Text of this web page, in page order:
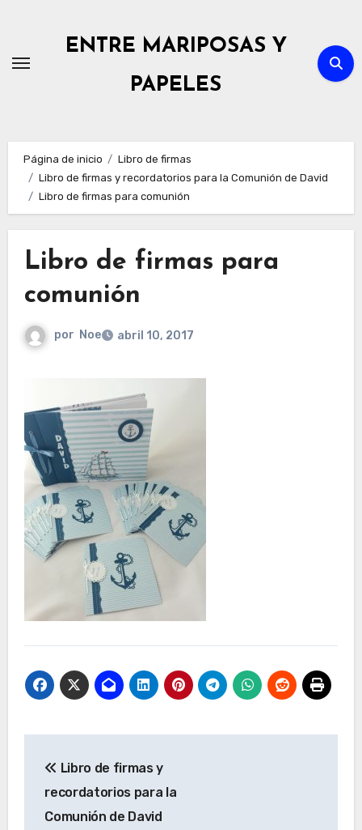
contenido
ENTRE MARIPOSAS Y
PAPELES
Página de inicio
Libro de firmas
Libro de firmas y recordatorios para la Comunión de David
Libro de firmas para comunión
Libro de firmas para
comunión
por Noe abril 10, 2017
de
entradas
Libro de firmas y
recordatorios para la
Comunión de David